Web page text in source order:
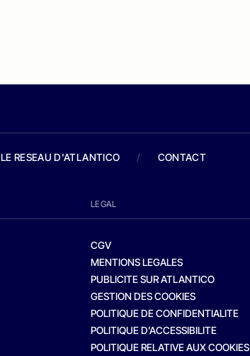
LE RESEAU D'ATLANTICO / CONTACT
LEGAL
CGV
MENTIONS LEGALES
PUBLICITE SUR ATLANTICO
GESTION DES COOKIES
POLITIQUE DE CONFIDENTIALITE
POLITIQUE D’ACCESSIBILITE
POLITIQUE RELATIVE AUX COOKIES